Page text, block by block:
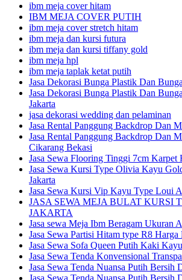
ibm meja cover hitam
IBM MEJA COVER PUTIH
ibm meja cover stretch hitam
ibm meja dan kursi futura
ibm meja dan kursi tiffany gold
ibm meja hpl
ibm meja taplak ketat putih
Jasa Dekorasi Bunga Plastik Dan
Jasa Dekorasi Bunga Plastik Dan
Jakarta
jasa dekorasi wedding dan pelaminan
Jasa Rental Panggung Backdrop Dan
Jasa Rental Panggung Backdrop Dan
Cikarang Bekasi
Jasa Sewa Flooring Tinggi 7cm Karpet
Jasa Sewa Kursi Type Olivia Kayu
Jakarta
Jasa Sewa Kursi Vip Kayu Type Loui
JASA SEWA MEJA BULAT KURSI
JAKARTA
Jasa sewa Meja Ibm Beragam Ukuran
Jasa Sewa Partisi Hitam type R8 Harga
Jasa Sewa Sofa Queen Putih Kaki
Jasa Sewa Tenda Konvensional
Jasa Sewa Tenda Nuansa Putih Bersih